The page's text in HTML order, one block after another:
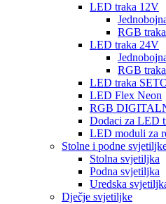
LED traka 12V
RGB
LED traka 24V
RGB
LED traka
LED Flex Neon
RGB
Dodaci za LED
LED moduli za
Stolne i podne
Stolna svjetiljka
Podna svjetiljka
Uredska
Dječje svjetiljke